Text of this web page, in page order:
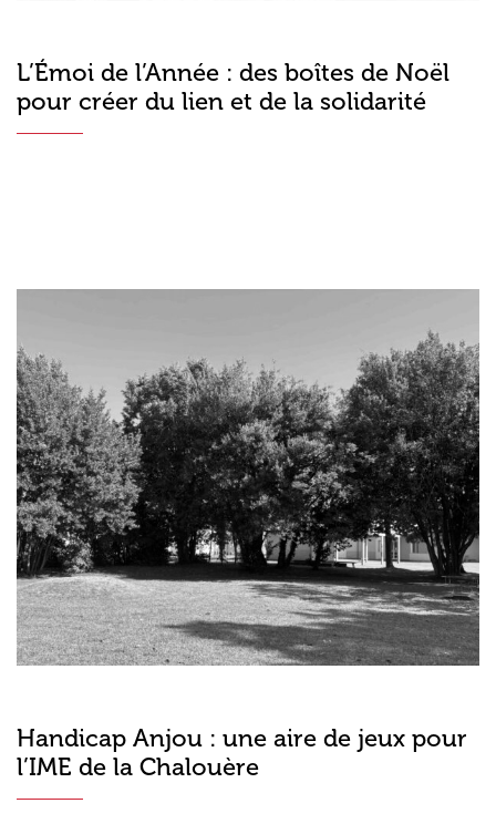
L’Émoi de l’Année : des boîtes de Noël
pour créer du lien et de la solidarité
Handicap Anjou : une aire de jeux pour
l’IME de la Chalouère